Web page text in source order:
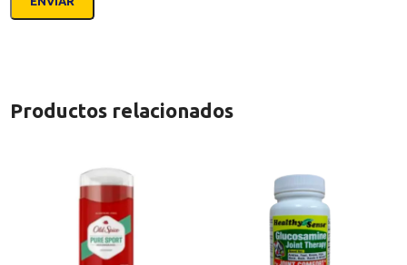
Productos relacionados